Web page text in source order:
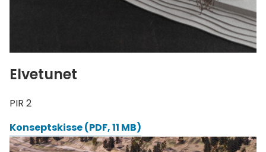
Elvetunet
PIR 2
Konseptskisse(PDF, 11 MB)